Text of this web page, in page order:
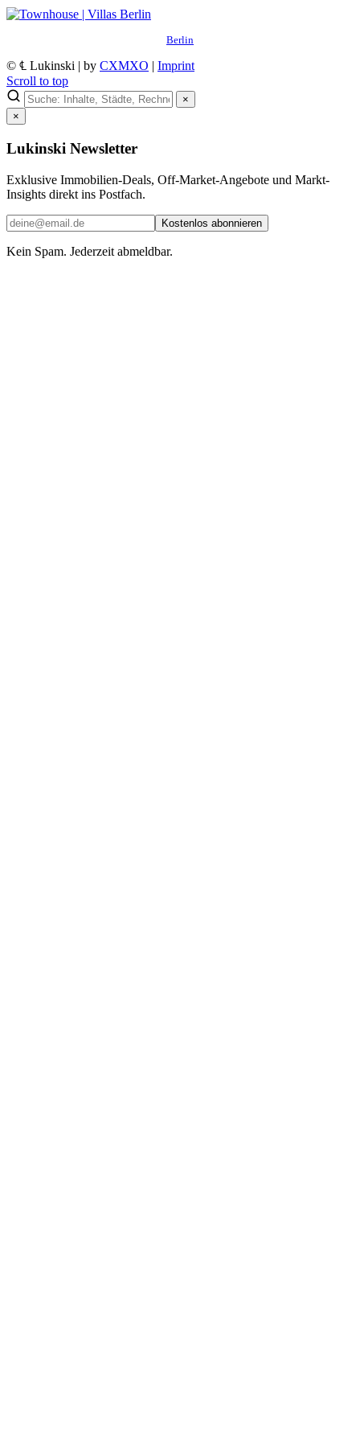
Berlin
© ℄ Lukinski | by CXMXO | Imprint
Scroll to top
×
×
Lukinski Newsletter
Exklusive Immobilien-Deals, Off-Market-Angebote und Markt-
Insights direkt ins Postfach.
Kostenlos abonnieren
Kein Spam. Jederzeit abmeldbar.